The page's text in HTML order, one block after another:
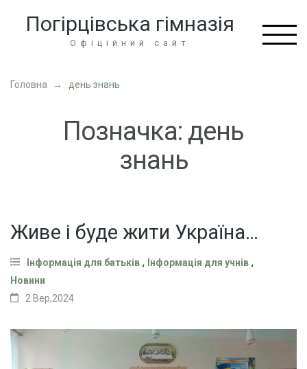
Enter)
Погірцівська гімназія
Офіційний сайт
Головна → день знань
Позначка: день
знань
Живе і буде жити Україна…
Інформація для батьків , Інформація для учнів ,
Новини
2 Вер,2024